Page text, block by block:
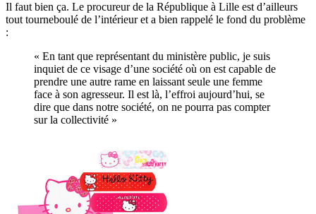
Il faut bien ça. Le procureur de la République à Lille est d’ailleurs
tout tourneboulé de l’intérieur et a bien rappelé le fond du problème
:
« En tant que représentant du ministère public, je suis
inquiet de ce visage d’une société où on est capable de
prendre une autre rame en laissant seule une femme
face à son agresseur. Il est là, l’effroi aujourd’hui, se
dire que dans notre société, on ne pourra pas compter
sur la collectivité »